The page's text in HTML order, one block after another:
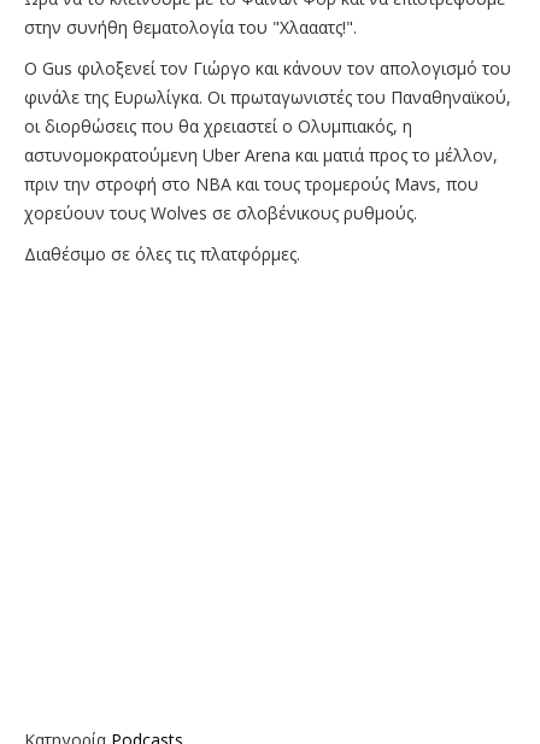
στην συνήθη θεματολογία του "Xλααατς!".
Ο Gus φιλοξενεί τον Γιώργο και κάνουν τον απολογισμό του
φινάλε της Ευρωλίγκα. Οι πρωταγωνιστές του Παναθηναϊκού,
οι διορθώσεις που θα χρειαστεί ο Ολυμπιακός, η
αστυνομοκρατούμενη Uber Arena και ματιά προς το μέλλον,
πριν την στροφή στο ΝΒΑ και τους τρομερούς Mavs, που
χορεύουν τους Wolves σε σλοβένικους ρυθμούς.
Διαθέσιμο σε όλες τις πλατφόρμες.